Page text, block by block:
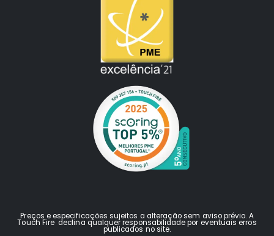
Preços e especificações sujeitos a alteração sem aviso prévio. A
Touch Fire declina qualquer responsabilidade por eventuais erros
publicados no site.